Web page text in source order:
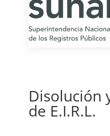
Disolución
de E.I.R.L.